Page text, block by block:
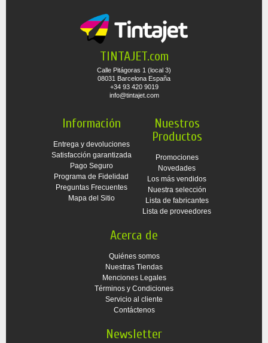
TINTAJET.com
Calle Pitágoras 1 (local 3)
08031 Barcelona España
+34 93 420 9019
info@tintajet.com
Información
Entrega y devoluciones
Satisfacción garantizada
Pago Seguro
Programa de Fidelidad
Preguntas Frecuentes
Mapa del Sitio
Nuestros
Productos
Promociones
Novedades
Los más vendidos
Nuestra selección
Lista de fabricantes
Lista de proveedores
Acerca de
Quiénes somos
Nuestras Tiendas
Menciones Legales
Términos y Condiciones
Servicio al cliente
Contáctenos
Newsletter